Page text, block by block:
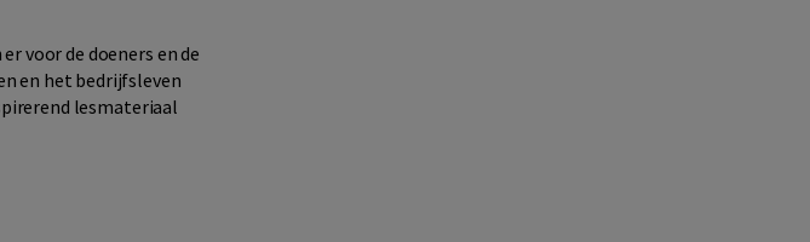
voor de doeners en de
en het bedrijfsleven
lesmateriaal